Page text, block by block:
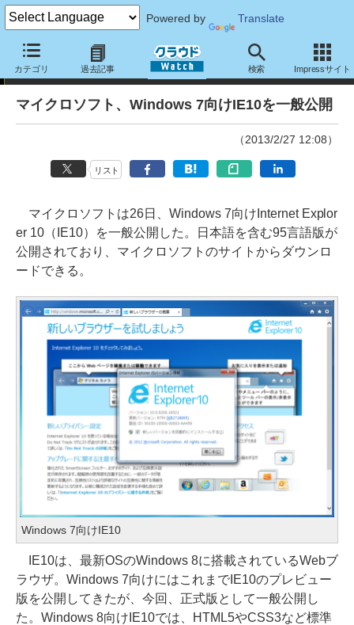
Powered by Translate
カテゴリ 過去記事 検索 Impressサイト
ニュース
マイクロソフト、Windows 7向けIE10を一般公開
（2013/2/27 12:08）
リスト
マイクロソフトは26日、Windows 7向けInternet Explor
er 10（IE10）を一般公開した。日本語を含む95言語版が
公開されており、マイクロソフトのサイトからダウンロ
ードできる。
Windows 7向けIE10
IE10は、最新OSのWindows 8に搭載されているWebブ
ラウザ。Windows 7向けにはこれまでIE10のプレビュー
版を公開してきたが、今回、正式版として一般公開し
た。Windows 8向けIE10では、HTML5やCSS3など標準